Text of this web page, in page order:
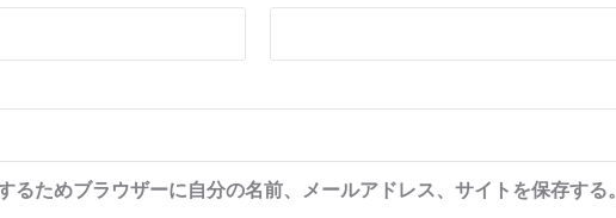
るためブラウザーに自分の名前、メールアドレス、サイトを保存する。